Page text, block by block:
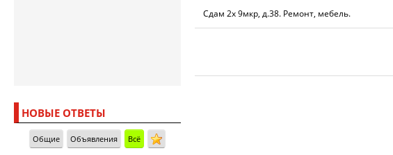
НОВЫЕ ОТВЕТЫ
Общие Объявления Всё
Сдам 2х 9мкр, д.38. Ремонт, мебель.